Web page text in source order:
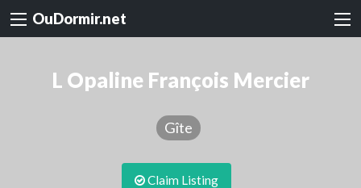
OuDormir.net
L Opaline François Mercier
Gîte
Claim Listing